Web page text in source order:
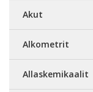
Akut
Alkometrit
Allaskemikaalit